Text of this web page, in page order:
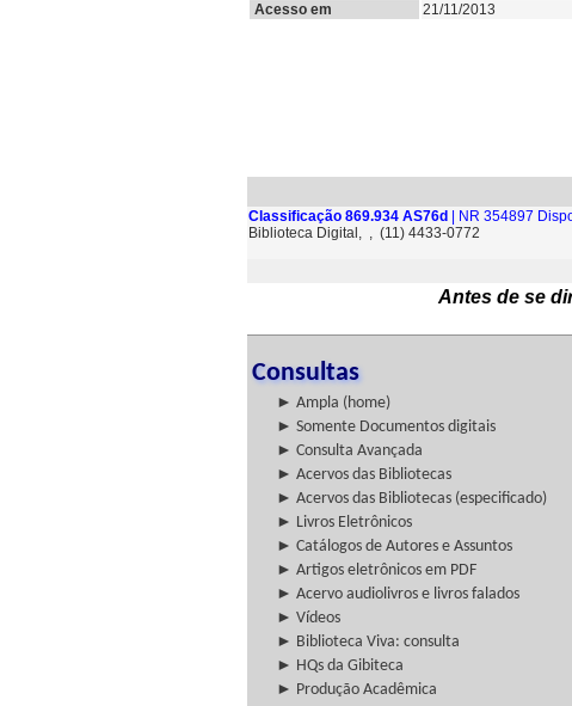
Acesso em
21/11/2013
Classificação 869.934 AS76d
| NR 354897
Biblioteca Digital, , (11) 4433-0772
Antes de se
Consultas
► Ampla (home)
► Somente Documentos digitais
► Consulta Avançada
► Acervos das Bibliotecas
► Acervos das Bibliotecas (especificado)
► Livros Eletrônicos
► Catálogos de Autores e Assuntos
► Artigos eletrônicos em PDF
► Acervo audiolivros e livros falados
► Vídeos
► Biblioteca Viva: consulta
► HQs da Gibiteca
► Produção Acadêmica